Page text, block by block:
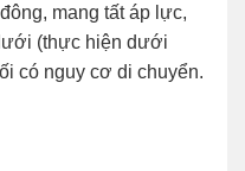
mang tất áp lực,
(thực hiện dưới
có nguy cơ di chuyển.